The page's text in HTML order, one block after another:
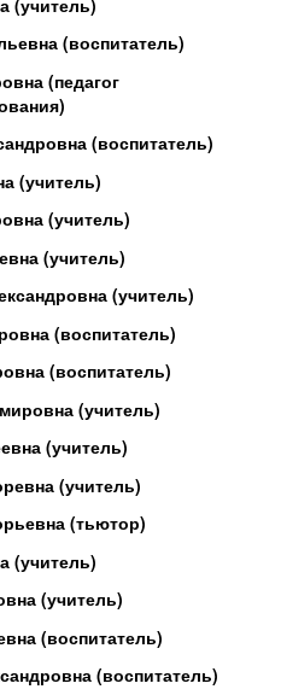
(воспитатель)
(педагог
(воспитатель)
(учитель)
(учитель)
(учитель)
(учитель)
(воспитатель)
(воспитатель)
(учитель)
(учитель)
(учитель)
(тьютор)
(учитель)
(учитель)
(воспитатель)
(воспитатель)